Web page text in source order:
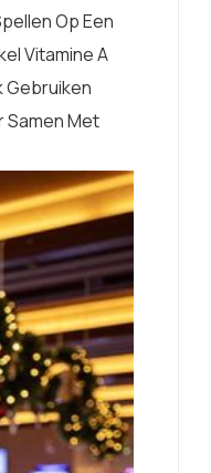
Op Een
Vitamine A
Gebruiken
Samen Met